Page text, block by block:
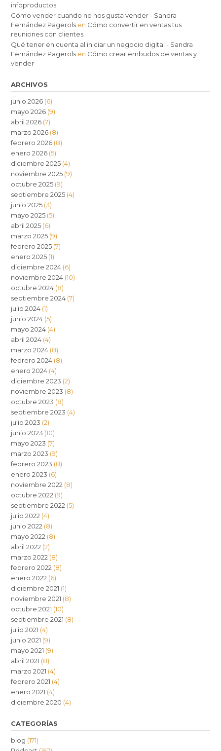
infoproductos
Cómo vender cuando no nos gusta vender - Sandra
Fernández Pagerols en Cómo convertir en ventas tus
reuniones con clientes
Qué tener en cuenta al iniciar un negocio digital - Sandra
Fernández Pagerols en Cómo crear embudos de ventas y
vender
ARCHIVOS
junio 2026 (6)
mayo 2026 (9)
abril 2026 (7)
marzo 2026 (8)
febrero 2026 (8)
enero 2026 (5)
diciembre 2025 (4)
noviembre 2025 (9)
octubre 2025 (9)
septiembre 2025 (4)
junio 2025 (3)
mayo 2025 (5)
abril 2025 (6)
marzo 2025 (9)
febrero 2025 (7)
enero 2025 (1)
diciembre 2024 (6)
noviembre 2024 (10)
octubre 2024 (8)
septiembre 2024 (7)
julio 2024 (1)
junio 2024 (5)
mayo 2024 (4)
abril 2024 (4)
marzo 2024 (8)
febrero 2024 (8)
enero 2024 (4)
diciembre 2023 (2)
noviembre 2023 (8)
octubre 2023 (8)
septiembre 2023 (4)
julio 2023 (2)
junio 2023 (10)
mayo 2023 (7)
marzo 2023 (9)
febrero 2023 (8)
enero 2023 (6)
noviembre 2022 (8)
octubre 2022 (9)
septiembre 2022 (5)
julio 2022 (4)
junio 2022 (8)
mayo 2022 (8)
abril 2022 (2)
marzo 2022 (8)
febrero 2022 (8)
enero 2022 (6)
diciembre 2021 (1)
noviembre 2021 (8)
octubre 2021 (10)
septiembre 2021 (8)
julio 2021 (4)
junio 2021 (9)
mayo 2021 (9)
abril 2021 (8)
marzo 2021 (4)
febrero 2021 (4)
enero 2021 (4)
diciembre 2020 (4)
CATEGORÍAS
blog (171)